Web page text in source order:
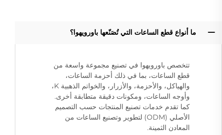
ما أنواع قطع الساعات التي تُصَنّعها باورويهوا؟
تتخصص باورويهوا في تصنيع مجموعة واسعة من
قطع الساعات، بما في ذلك أحزمة الساعات،
والهياكل، والأحزمة، والأزرار، والخواتم الذهبية K،
وأوجه الساعات، ومكونات دقيقة متطابقة أخرى.
كما تقدم خدمات تصنيع المنتجات حسب التصميم
الأصلي (ODM) لتطوير وتصنيع الساعات من
المعادن الثمينة.